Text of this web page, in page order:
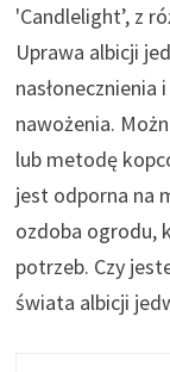
'Candlelight’, z
Uprawa albicji
nasłonecznienia
nawożenia.
lub metodę
jest odporna na
ozdoba ogrodu,
potrzeb. Czy
świata albicji